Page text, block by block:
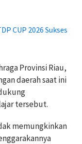
CUP 2026 Sukses
Provinsi Riau,
daerah saat ini
tersebut.
memungkinkan